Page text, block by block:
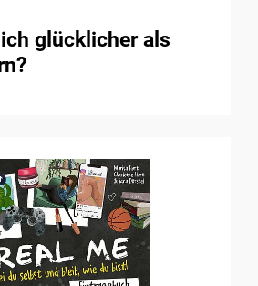
glücklicher als